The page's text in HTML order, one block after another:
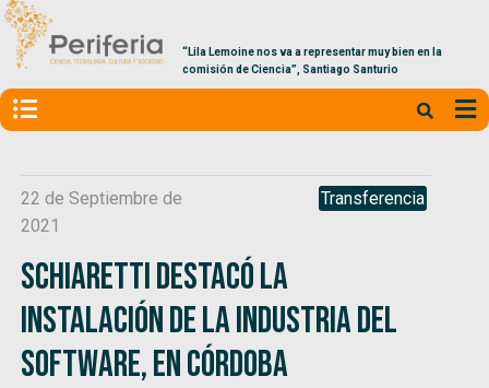
“Lila Lemoine nos va a representar muy bien en la
comisión de Ciencia”, Santiago Santurio
22 de Septiembre de
2021
Transferencia
Schiaretti destacó la
instalación de la industria del
Software, en Córdoba